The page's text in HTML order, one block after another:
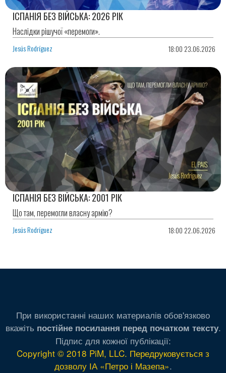
ІСПАНІЯ БЕЗ ВІЙСЬКА: 2026 РІК
Наслідки рішучої «перемоги».
Jesús Rodríguez 18:00 23.06.2026
ІСПАНІЯ БЕЗ ВІЙСЬКА: 2001 РІК
Що там, перемогли власну армію?
Jesús Rodríguez 18:00 22.06.2026
При використанні наших материалів обов'язково
вкажіть постійне посилання перед початком тексту.
Підпис для кожної публікації:
Copyright © 2018 PiM, LLC. Передруковується з
дозволу ІА «Петро і Мазепа».